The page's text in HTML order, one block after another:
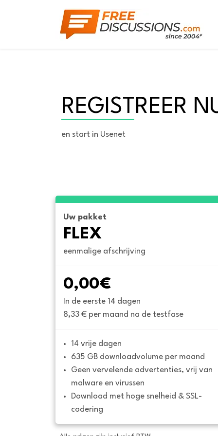
REGISTREER
en start in Usenet
Uw pakket
FLEX
eenmalige afschrijving
0,00€
In de eerste 14 dagen
8,33 € per maand na de testfase
14 vrije dagen
635 GB downloadvolume per maand
Geen vervelende advertenties, vrij van
malware en virussen
Download met hoge snelheid & SSL-
codering